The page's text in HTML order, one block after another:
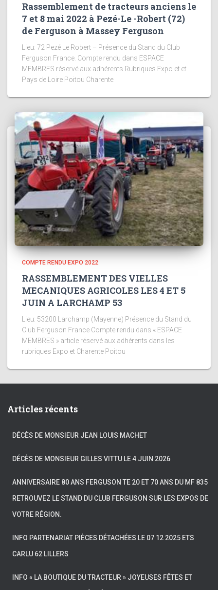
Rassemblement de tracteurs anciens le
7 et 8 mai 2022 à Pezé-Le -Robert (72)
de Ferguson à Massey Ferguson
Lieu: 72 Pezé Le Robert – Présence du Stand du Club
Ferguson France. Compte rendu dans ESPACE
MEMBRES réservé aux adhérents Rubriques Expo et et
Pays de Loire Poitou Charente
COMPTE RENDU EXPO 2022
RASSEMBLEMENT DES VIELLES
MECANIQUES AGRICOLES LES 4 ET 5
JUIN A LARCHAMP 53
Lieu: 53200 Larchamp (Mayenne) Présence du Stand du
Club Ferguson France Compte rendu dans « ESPACE
MEMBRES » article réservé aux adhérents dans les
rubriques Expo et Charente Poitou
Articles récents
DÉCÈS DE MONSIEUR JEAN LOUIS MACHET
DÉCÈS DE MONSIEUR GILLES VITTU LE 4 JUIN 2026
ANNIVERSAIRE 80 ANS FERGUSON TE 20 ET 70 ANS DU MF 835
RETROUVEZ LE STAND DU CLUB FERGUSON SUR LES EXPOS DE
VOTRE RÉGION.
INFO PARTENARIAT PIÈCES DÉTACHÉES LE 07 12 2025 ETS
CARLU 62 LILLERS
INFO « LA BOUTIQUE DU TRACTEUR » JOYEUSES FÊTES ET